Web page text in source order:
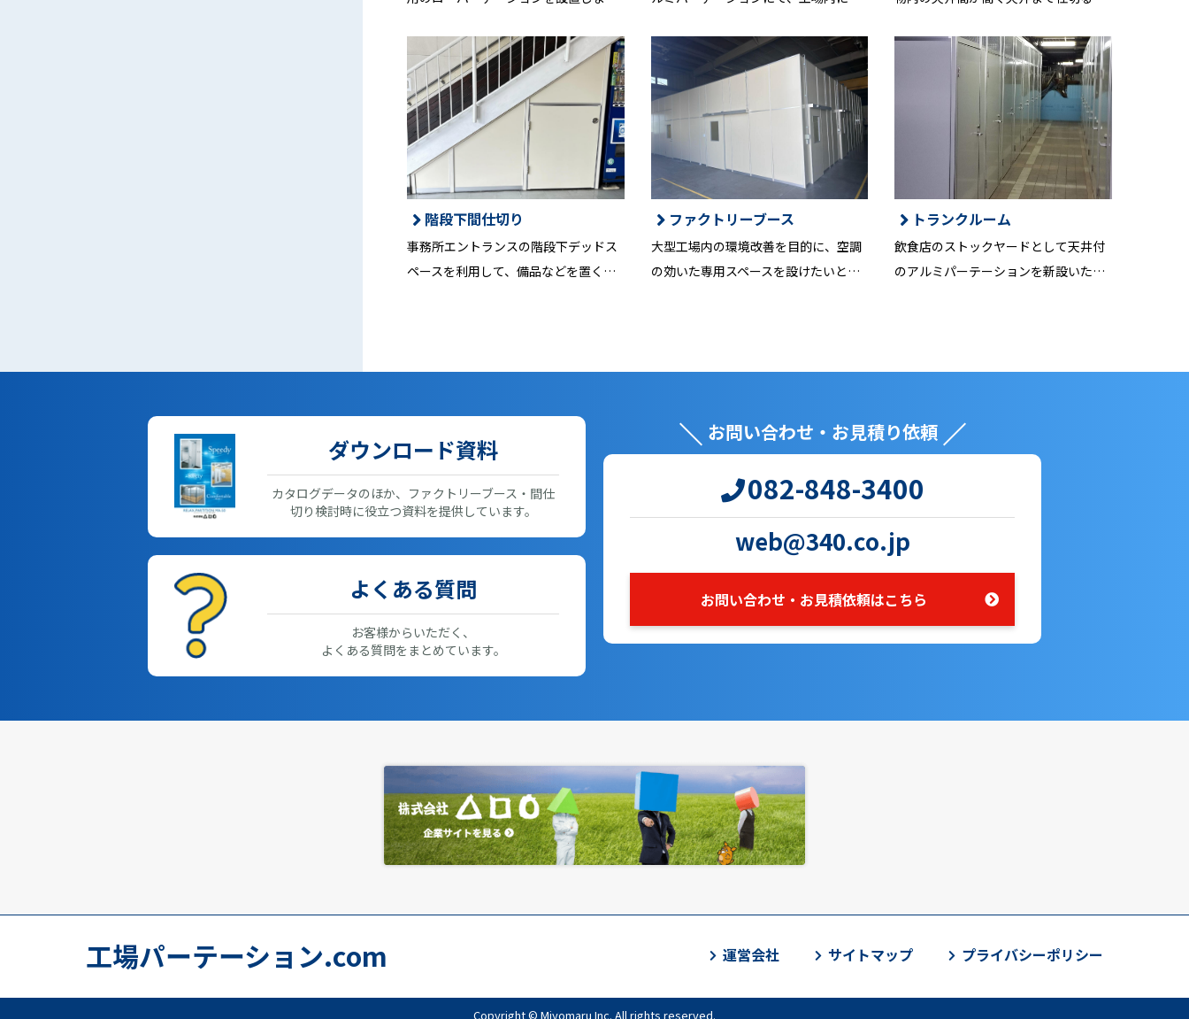
階段下間仕切り
事務所エントランスの階段下デッドス
ペースを利用して、備品などを置く…
ファクトリーブース
大型工場内の環境改善を目的に、空調
の効いた専用スペースを設けたいと…
トランクルーム
飲食店のストックヤードとして天井付
のアルミパーテーションを新設いた…
ダウンロード資料
カタログデータのほか、ファクトリーブース・間仕
切り検討時に役立つ資料を提供しています。
よくある質問
お客様からいただく、
よくある質問をまとめています。
お問い合わせ・お見積り依頼
082-848-3400
web@340.co.jp
お問い合わせ・お見積依頼はこちら
工場パーテーション.com 運営会社 サイトマップ プライバシーポリシー
Copyright © Miyomaru Inc. All rights reserved.